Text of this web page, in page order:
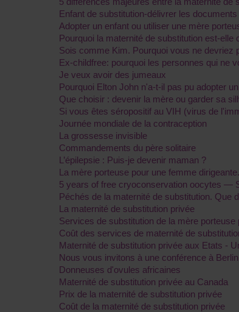
Enfant de substitution-délivrer les documents
Adopter un enfant ou utiliser une mère
Pourquoi la maternité de substitution est-elle
Sois comme Kim. Pourquoi vous ne devriez
Ex-childfree: pourquoi les personnes qui ne
Je veux avoir des jumeaux
Pourquoi Elton John n'a-t-il pas pu adopter
Que choisir : devenir la mère ou garder sa
Si vous êtes séropositif au VIH (virus de
Journée mondiale de la contraception
La grossesse invisible
Commandements du père solitaire
L’épilepsie : Puis-je devenir maman ?
La mère porteuse pour une femme
5 years of free cryoconservation oocytes —
Péchés de la maternité de substitution. Que
La maternité de substitution privée
Services de substitution de la mère porteuse
Coût des services de maternité de
Maternité de substitution privée aux Etats -
Nous vous invitons à une conférence à
Donneuses d'ovules africaines
Maternité de substitution privée au Canada
Prix de la maternité de substitution privée
Coût de la maternité de substitution privée